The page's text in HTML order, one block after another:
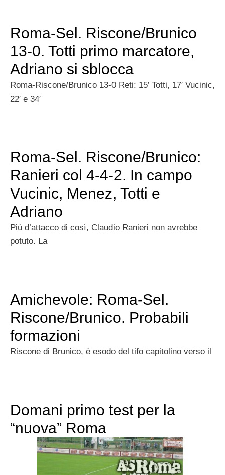
Roma-Sel. Riscone/Brunico
13-0. Totti primo marcatore,
Adriano si sblocca
Roma-Riscone/Brunico 13-0 Reti: 15′ Totti, 17′ Vucinic,
22′ e 34′
Roma-Sel. Riscone/Brunico:
Ranieri col 4-4-2. In campo
Vucinic, Menez, Totti e
Adriano
Più d’attacco di così, Claudio Ranieri non avrebbe
potuto. La
Amichevole: Roma-Sel.
Riscone/Brunico. Probabili
formazioni
Riscone di Brunico, è esodo del tifo capitolino verso il
Domani primo test per la
“nuova” Roma